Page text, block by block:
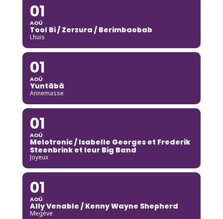
01
AOÛ
Tool Bi / Zerzura / Berimbaobab
Lhuis
01
AOÛ
Yuntãbã
Annemasse
01
AOÛ
Melotronic / Isabelle Georges et Frederik
Steenbrink et leur Big Band
Joyeux
01
AOÛ
Ally Venable / Kenny Wayne Shepherd
Megève